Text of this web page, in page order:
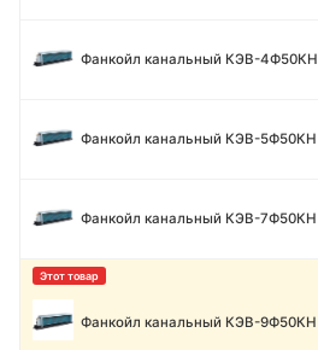
Фанкойл канальный КЭВ-4Ф50КН
Фанкойл канальный КЭВ-5Ф50КН
Фанкойл канальный КЭВ-7Ф50КН
Фанкойл канальный КЭВ-9Ф50КН